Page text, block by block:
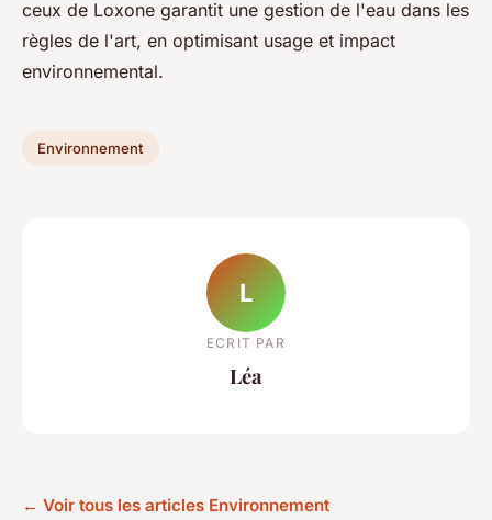
ceux de Loxone garantit une gestion de l'eau dans les
règles de l'art, en optimisant usage et impact
environnemental.
Environnement
L
ECRIT PAR
Léa
← Voir tous les articles Environnement